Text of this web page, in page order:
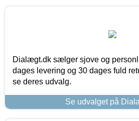
Dialægt.dk sælger sjove og
dages levering og 30 dages fuld
se deres udvalg.
Se udvalget på